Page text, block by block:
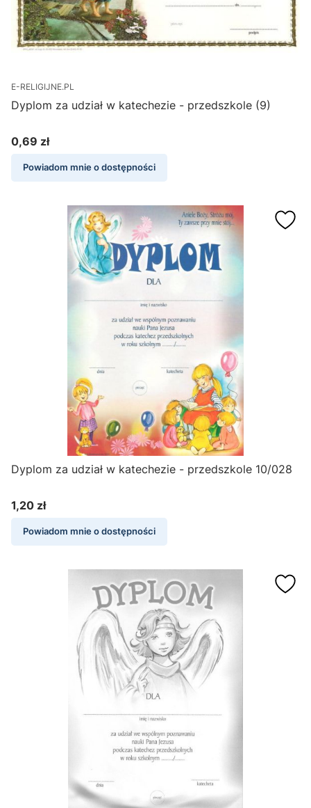
E-RELIGIJNE.PL
Dyplom za udział w katechezie - przedszkole (9)
Cena
0,69 zł
Powiadom mnie o dostępności
Dyplom za udział w katechezie - przedszkole 10/028
Cena
1,20 zł
Powiadom mnie o dostępności